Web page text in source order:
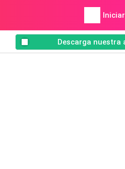
Descarga nuestra